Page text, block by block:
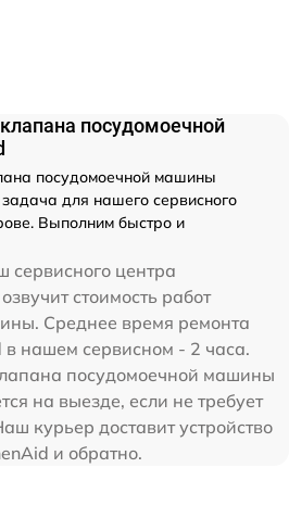
посудомоечной
посудомоечной машины
для нашего сервисного
Выполним быстро и
сервисного центра
стоимость работ
Среднее время ремонта
в нашем сервисном - 2 часа.
посудомоечной машины
на выезде, если не требует
курьер доставит устройство
и обратно.